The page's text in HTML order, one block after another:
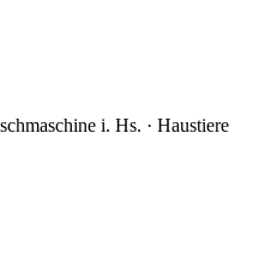
i. Hs. · Haustiere